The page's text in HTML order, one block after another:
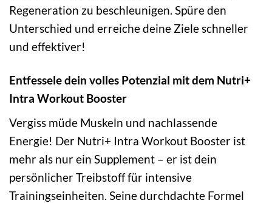
Regeneration zu beschleunigen. Spüre den
Unterschied und erreiche deine Ziele schneller
und effektiver!
Entfessele dein volles Potenzial mit dem Nutri+
Intra Workout Booster
Vergiss müde Muskeln und nachlassende
Energie! Der Nutri+ Intra Workout Booster ist
mehr als nur ein Supplement – er ist dein
persönlicher Treibstoff für intensive
Trainingseinheiten. Seine durchdachte Formel